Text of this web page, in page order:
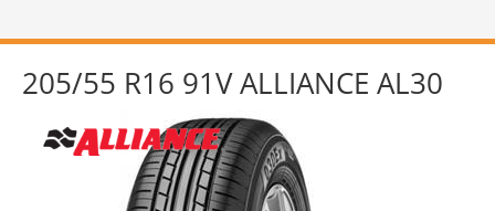
205/55 R16 91V ALLIANCE AL30